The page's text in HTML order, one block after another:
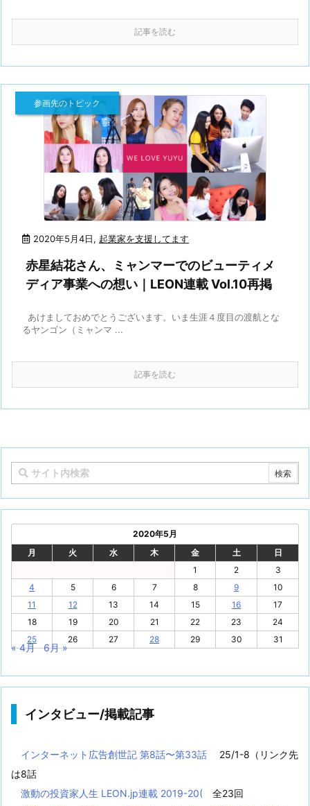
記事を読む
2020年5月4日
参画先のトピック
, 起業家を支援してます
赤星結花さん、ミャンマーでのビューティメ
ディア事業への想い｜LEON連載 Vol.10再掲
あけましておめでとうございます。いま生涯４度目の渡航とな
るヤンゴン（ミャンマ ...
記事を読む
2020年5月
月
火 水 木 金 土
日
1
2
3
4
5 6 7 8 9
10
11
12 13 14 15 16
17
18
19 20 21 22 23
24
25
26 27 28 29 30 31
« 4月 6月 »
インタビュー/掲載記事
インターネット広告創世記 第8話〜第33話
25/1-8（リンク先
は8話
激動の投資家人生 LEON.jp連載 2019-20(
全23回